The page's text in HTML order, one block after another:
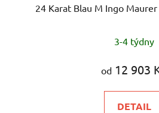
24 Karat Blau M Ingo
3-4 týdny
od 12 903
DETAIL